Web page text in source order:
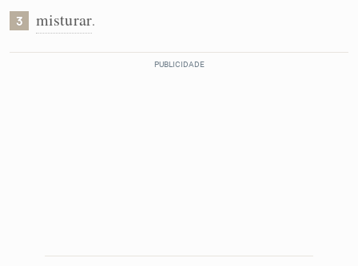
Caça-palavras
3 misturar.